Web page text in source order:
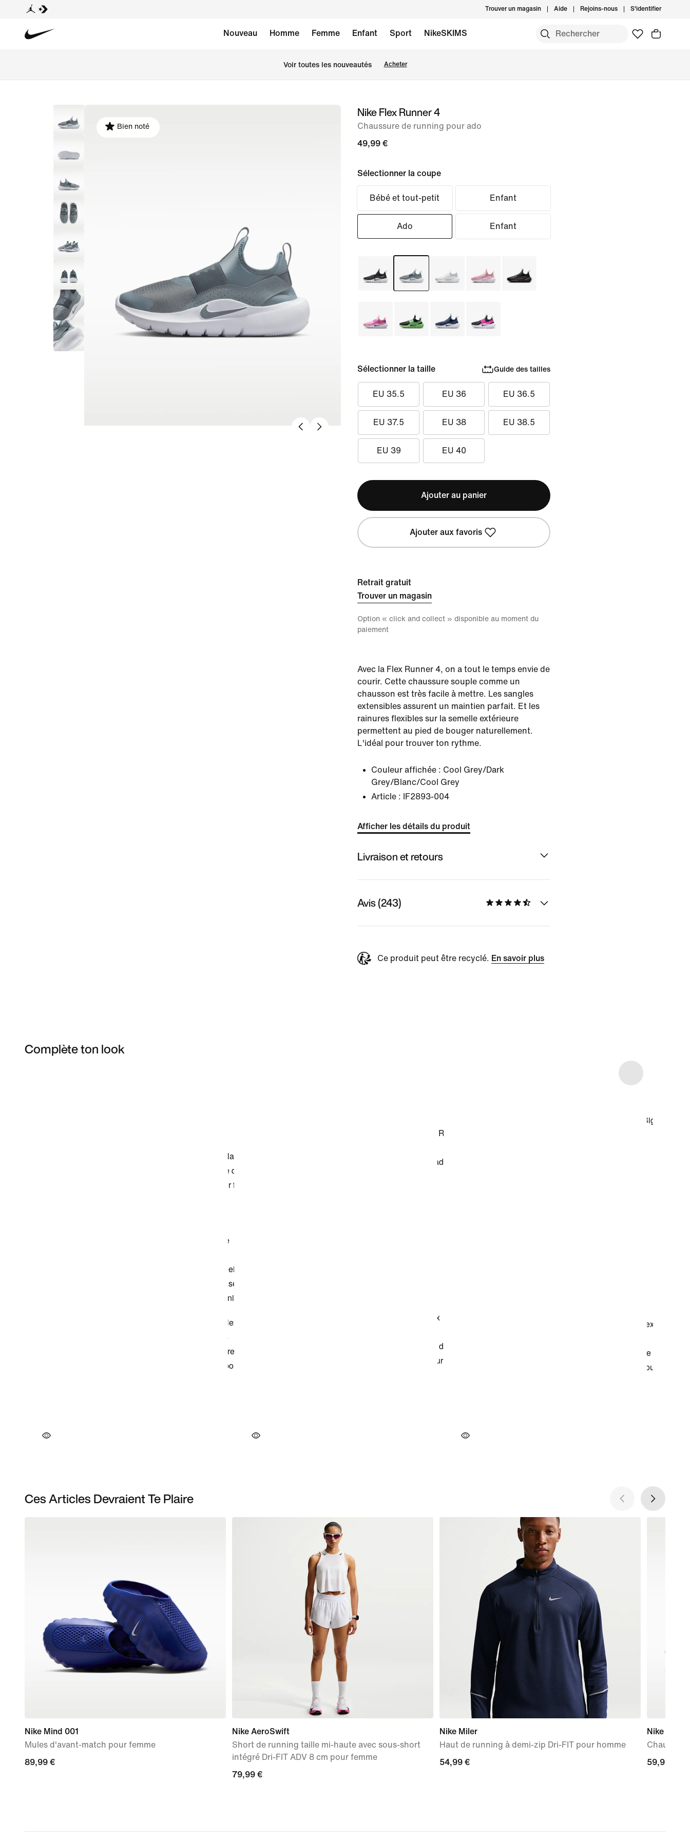
Trouver un magasin Aide Rejoins-nous S'identifier
Nouveau Homme Femme Enfant Sport NikeSKIMS
Voir toutes les nouveautés Acheter
image 1
Bien noté
Nike Flex Runner 4
Chaussure de running pour ado
49,99 €
Sélectionner la coupe
Bébé et tout-petit Enfant
Ado Enfant
Sélectionner la taille Guide des tailles
EU 35.5 EU 36 EU 36.5
EU 37.5 EU 38 EU 38.5
EU 39 EU 40
Ajouter au panier
Ajouter aux favoris
Retrait gratuit
Trouver un magasin
Option « click and collect » disponible au moment du
paiement
Avec la Flex Runner 4, on a tout le temps envie de
courir. Cette chaussure souple comme un
chausson est très facile à mettre. Les sangles
extensibles assurent un maintien parfait. Et les
rainures flexibles sur la semelle extérieure
permettent au pied de bouger naturellement.
L'idéal pour trouver ton rythme.
Couleur affichée : Cool Grey/Dark
Grey/Blanc/Cool Grey
Article :
IF2893-004
Afficher les détails du produit
Livraison et retours
Avis (243)
Ce produit peut être recyclé. En savoir plus
Complète ton look
Ces Articles Devraient Te Plaire
Nike Mind 001
Mules d'avant-match pour femme
89,99 €
89,99 €
Nike AeroSwift
Short de running taille mi-haute avec sous-short
intégré Dri-FIT ADV 8 cm pour femme
79,99 €
79,99 €
Nike Miler
Haut de running à demi-zip Dri-FIT pour homme
54,99 €
54,99 €
Nike Run
59,99 €
59,99 €